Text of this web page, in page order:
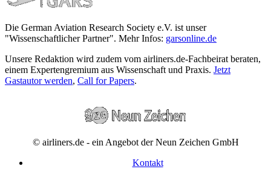
Die German Aviation Research Society e.V. ist unser
"Wissenschaftlicher Partner". Mehr Infos: garsonline.de
Unsere Redaktion wird zudem vom airliners.de-Fachbeirat beraten,
einem Expertengremium aus Wissenschaft und Praxis. Jetzt
Gastautor werden, Call for Papers.
© airliners.de - ein Angebot der Neun Zeichen GmbH
Kontakt